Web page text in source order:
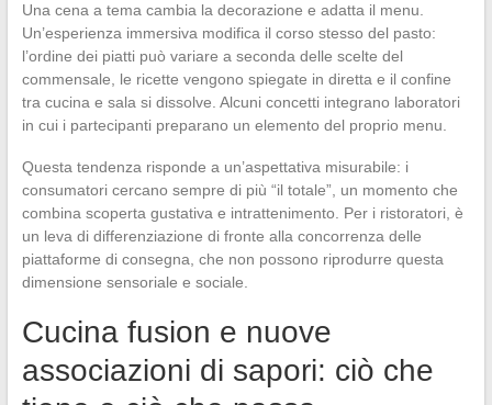
Una cena a tema cambia la decorazione e adatta il menu.
Un’esperienza immersiva modifica il corso stesso del pasto:
l’ordine dei piatti può variare a seconda delle scelte del
commensale, le ricette vengono spiegate in diretta e il confine
tra cucina e sala si dissolve. Alcuni concetti integrano laboratori
in cui i partecipanti preparano un elemento del proprio menu.
Questa tendenza risponde a un’aspettativa misurabile: i
consumatori cercano sempre di più “il totale”, un momento che
combina scoperta gustativa e intrattenimento. Per i ristoratori, è
un leva di differenziazione di fronte alla concorrenza delle
piattaforme di consegna, che non possono riprodurre questa
dimensione sensoriale e sociale.
Cucina fusion e nuove
associazioni di sapori: ciò che